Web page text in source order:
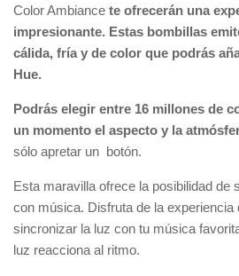
Color Ambiance te ofrecerán una
impresionante. Estas bombillas
cálida, fría y de color que podrás
Hue.
Podrás elegir entre 16 millones de
un momento el aspecto y la
sólo apretar un botón.
Esta maravilla ofrece la posibilidad de
con música. Disfruta de la experiencia
sincronizar la luz con tu música
luz reacciona al ritmo.